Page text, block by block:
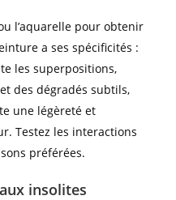
l’aquarelle pour obtenir
a ses spécificités :
les superpositions,
des dégradés subtils,
une légèreté et
Testez les interactions
préférées.
insolites